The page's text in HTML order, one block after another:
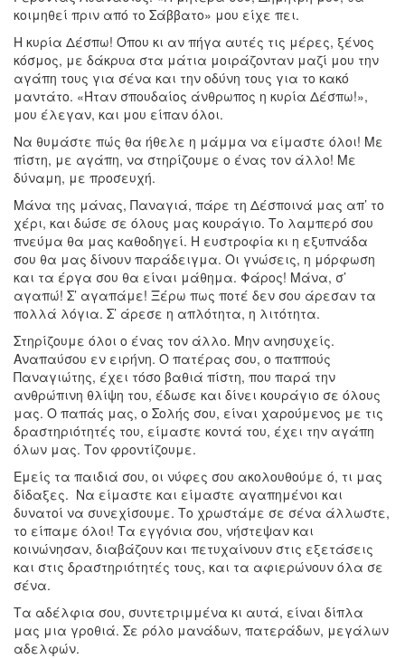
κοιμηθεί πριν από το Σάββατο» μου είχε πει.
Η κυρία Δέσπω! Όπου κι αν πήγα αυτές τις μέρες, ξένος
κόσμος, με δάκρυα στα μάτια μοιράζονταν μαζί μου την
αγάπη τους για σένα και την οδύνη τους για το κακό
μαντάτο. «Ήταν σπουδαίος άνθρωπος η κυρία Δέσπω!»,
μου έλεγαν, και μου είπαν όλοι.
Να θυμάστε πώς θα ήθελε η μάμμα να είμαστε όλοι! Με
πίστη, με αγάπη, να στηρίζουμε ο ένας τον άλλο! Με
δύναμη, με προσευχή.
Μάνα της μάνας, Παναγιά, πάρε τη Δέσποινά μας απ’ το
χέρι, και δώσε σε όλους μας κουράγιο. Το λαμπερό σου
πνεύμα θα μας καθοδηγεί. Η ευστροφία κι η εξυπνάδα
σου θα μας δίνουν παράδειγμα. Οι γνώσεις, η μόρφωση
και τα έργα σου θα είναι μάθημα. Φάρος! Μάνα, σ’
αγαπώ! Σ’ αγαπάμε! Ξέρω πως ποτέ δεν σου άρεσαν τα
πολλά λόγια. Σ’ άρεσε η απλότητα, η λιτότητα.
Στηρίζουμε όλοι ο ένας τον άλλο. Μην ανησυχείς.
Αναπαύσου εν ειρήνη. Ο πατέρας σου, ο παππούς
Παναγιώτης, έχει τόσο βαθιά πίστη, που παρά την
ανθρώπινη θλίψη του, έδωσε και δίνει κουράγιο σε όλους
μας. Ο παπάς μας, ο Σολής σου, είναι χαρούμενος με τις
δραστηριότητές του, είμαστε κοντά του, έχει την αγάπη
όλων μας. Τον φροντίζουμε.
Εμείς τα παιδιά σου, οι νύφες σου ακολουθούμε ό, τι μας
δίδαξες. Να είμαστε και είμαστε αγαπημένοι και
δυνατοί να συνεχίσουμε. Το χρωστάμε σε σένα άλλωστε,
το είπαμε όλοι! Τα εγγόνια σου, νήστεψαν και
κοινώνησαν, διαβάζουν και πετυχαίνουν στις εξετάσεις
και στις δραστηριότητές τους, και τα αφιερώνουν όλα σε
σένα.
Τα αδέλφια σου, συντετριμμένα κι αυτά, είναι δίπλα
μας μια γροθιά. Σε ρόλο μανάδων, πατεράδων, μεγάλων
αδελφών.